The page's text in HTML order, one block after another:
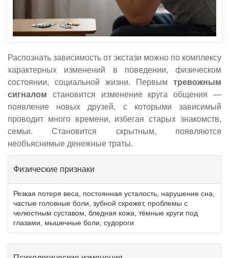
Распознать зависимость от экстази можно по комплексу
характерных изменений в поведении, физическом
состоянии, социальной жизни. Первым тревожным
сигналом становится изменение круга общения —
появление новых друзей, с которыми зависимый
проводит много времени, избегая старых знакомств,
семьи. Становится скрытным, появляются
необъяснимые денежные траты.
Физические признаки
Резкая потеря веса, постоянная усталость, нарушение сна,
частые головные боли, зубной скрежет, проблемы с
челюстным суставом, бледная кожа, тёмные круги под
глазами, мышечные боли, судороги